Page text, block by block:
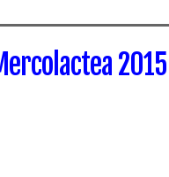
2015